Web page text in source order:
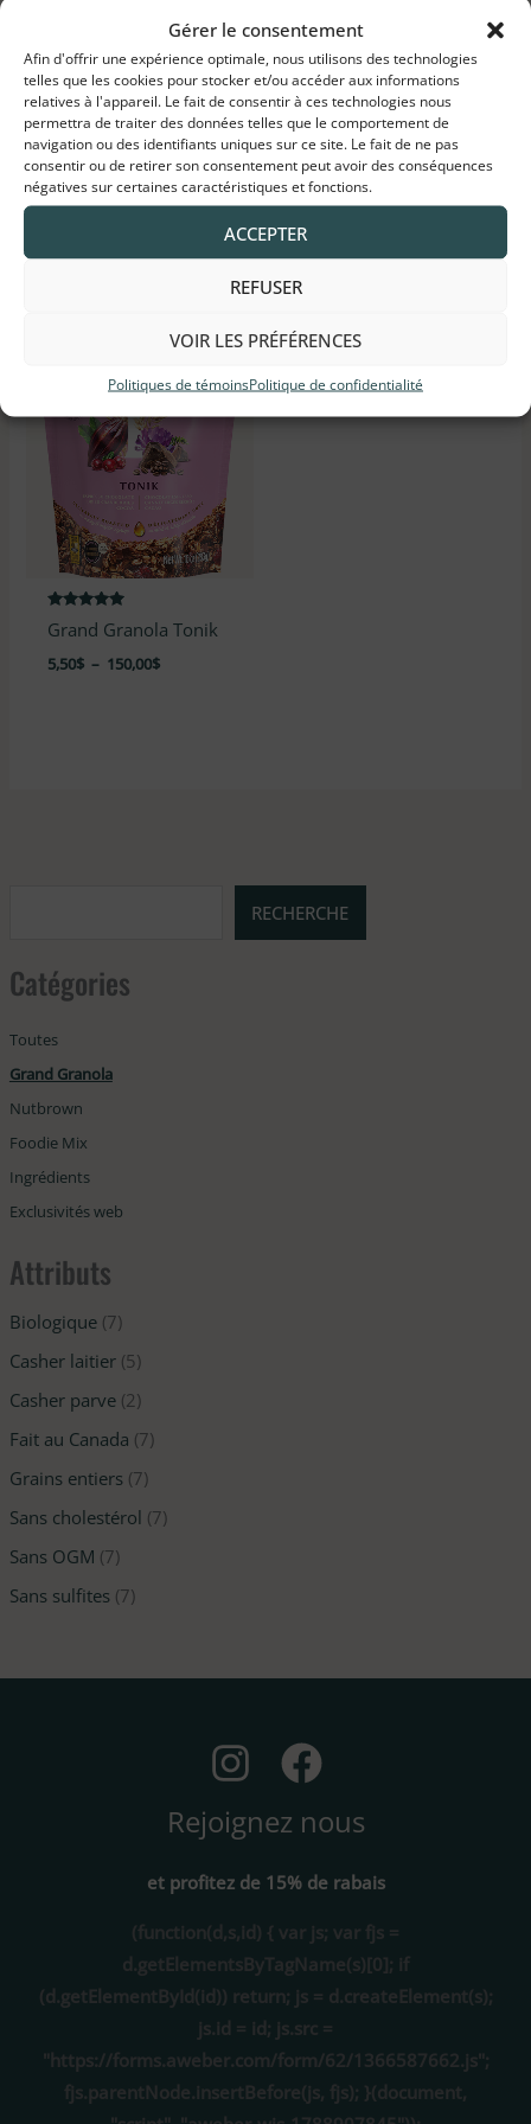
Gérer le consentement
Afin d'offrir une expérience optimale, nous utilisons des technologies
telles que les cookies pour stocker et/ou accéder aux informations
relatives à l'appareil. Le fait de consentir à ces technologies nous
permettra de traiter des données telles que le comportement de
navigation ou des identifiants uniques sur ce site. Le fait de ne pas
consentir ou de retirer son consentement peut avoir des conséquences
négatives sur certaines caractéristiques et fonctions.
ACCEPTER
REFUSER
VOIR LES PRÉFÉRENCES
Politiques de témoinsPolitique de confidentialité
RECHERCHE
Catégories
Toutes
Grand Granola
Nutbrown
Foodie Mix
Ingrédients
Exclusivités web
Attributs
Biologique (7)
Casher laitier (5)
Casher parve (2)
Fait au Canada (7)
Grains entiers (7)
Sans cholestérol (7)
Sans OGM (7)
Sans sulfites (7)
Note
4.91
sur 5
Grand Granola Nature
5,50$ –150,00$
Note
4.82
sur 5
Grand Granola Vitalia
$ – 150,00$
Note
4.83
Grand Granola Tonik
5,50$ – 150,00$
5,50$
150,00$
Rejoignez nous
et profitez de 15% de rabais
(function(d,s,id) { var js; var fjs =
d.getElementsByTagName(s)[0]; if
(d.getElementById(id)) return; js = d.createElement(s);
js.id = id; js.src =
"https://forms.aweber.com/form/62/1366587662.js";
fjs.parentNode.insertBefore(js, fjs); }(document,